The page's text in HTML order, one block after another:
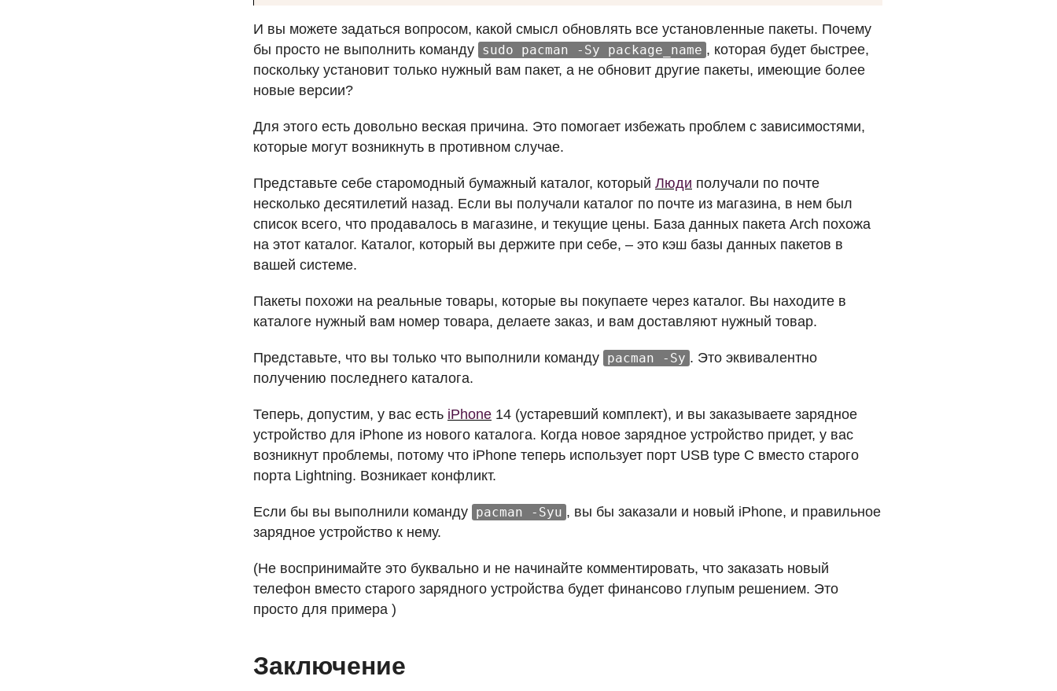
И вы можете задаться вопросом, какой смысл обновлять все установленные пакеты. Почему
бы просто не выполнить команду sudo pacman -Sy package_name , которая будет быстрее,
поскольку установит только нужный вам пакет, а не обновит другие пакеты, имеющие более
новые версии?
Для этого есть довольно веская причина. Это помогает избежать проблем с зависимостями,
которые могут возникнуть в противном случае.
Представьте себе старомодный бумажный каталог, который Люди получали по почте
несколько десятилетий назад. Если вы получали каталог по почте из магазина, в нем был
список всего, что продавалось в магазине, и текущие цены. База данных пакета Arch похожа
на этот каталог. Каталог, который вы держите при себе, – это кэш базы данных пакетов в
вашей системе.
Пакеты похожи на реальные товары, которые вы покупаете через каталог. Вы находите в
каталоге нужный вам номер товара, делаете заказ, и вам доставляют нужный товар.
Представьте, что вы только что выполнили команду pacman -Sy . Это эквивалентно
получению последнего каталога.
Теперь, допустим, у вас есть iPhone 14 (устаревший комплект), и вы заказываете зарядное
устройство для iPhone из нового каталога. Когда новое зарядное устройство придет, у вас
возникнут проблемы, потому что iPhone теперь использует порт USB type C вместо старого
порта Lightning. Возникает конфликт.
Если бы вы выполнили команду pacman -Syu , вы бы заказали и новый iPhone, и правильное
зарядное устройство к нему.
(Не воспринимайте это буквально и не начинайте комментировать, что заказать новый
телефон вместо старого зарядного устройства будет финансово глупым решением. Это
просто для примера )
Заключение